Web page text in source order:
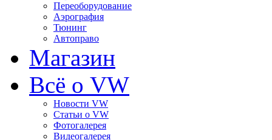
Переоборудование
Аэрография
Тюнинг
Автоправо
Магазин
Всё о VW
Новости VW
Статьи o VW
Фотогалерея
Видеогалерея